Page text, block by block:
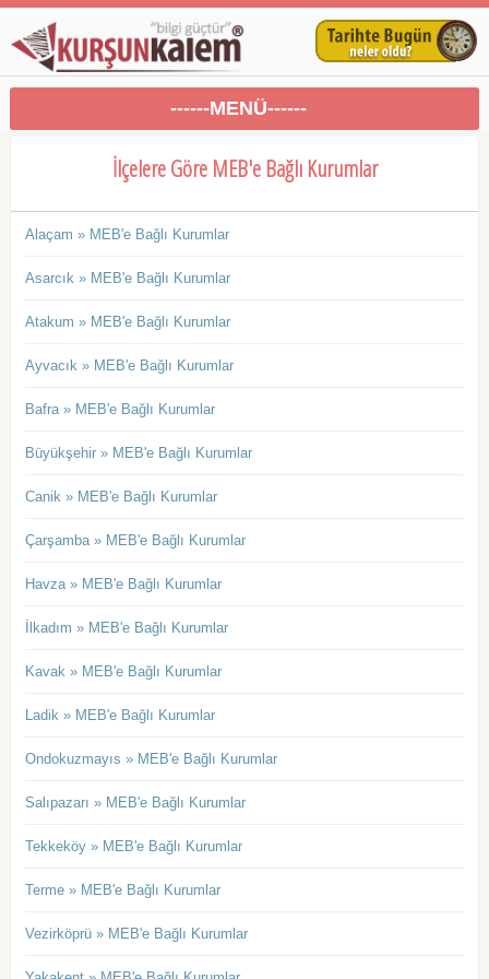
------MENÜ------
İlçelere Göre MEB'e Bağlı Kurumlar
Alaçam » MEB'e Bağlı Kurumlar
Asarcık » MEB'e Bağlı Kurumlar
Atakum » MEB'e Bağlı Kurumlar
Ayvacık » MEB'e Bağlı Kurumlar
Bafra » MEB'e Bağlı Kurumlar
Büyükşehir » MEB'e Bağlı Kurumlar
Canik » MEB'e Bağlı Kurumlar
Çarşamba » MEB'e Bağlı Kurumlar
Havza » MEB'e Bağlı Kurumlar
İlkadım » MEB'e Bağlı Kurumlar
Kavak » MEB'e Bağlı Kurumlar
Ladik » MEB'e Bağlı Kurumlar
Ondokuzmayıs » MEB'e Bağlı Kurumlar
Salıpazarı » MEB'e Bağlı Kurumlar
Tekkeköy » MEB'e Bağlı Kurumlar
Terme » MEB'e Bağlı Kurumlar
Vezirköprü » MEB'e Bağlı Kurumlar